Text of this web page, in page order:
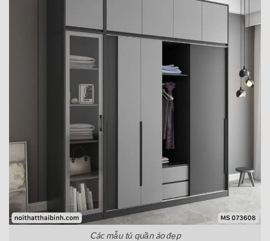
Các mẫu tủ quần áo đẹp